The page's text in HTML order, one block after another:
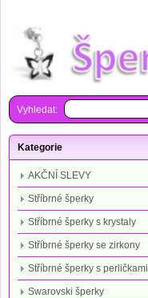
Vyhledat:
Kategorie
AKČNÍ SLEVY
Stříbrné šperky
Stříbrné šperky s krystaly
Stříbrné šperky se zirkony
Stříbrné šperky s perličkami
Swarovski šperky